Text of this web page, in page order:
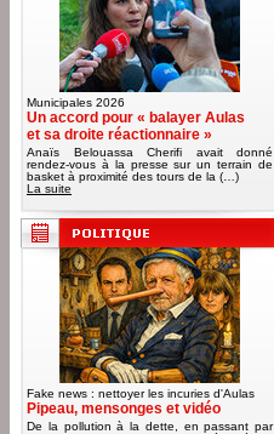
Municipales 2026
Un accord pour « balayer Aulas
et sa droite réactionnaire »
Anaïs Belouassa Cherifi avait donné
rendez-vous à la presse sur un terrain de
basket à proximité des tours de la (…)
La suite
Fake news : nettoyer les incuries d'Aulas
Pipeau, mensonges et vidéo
De la pollution à la dette, en passant par